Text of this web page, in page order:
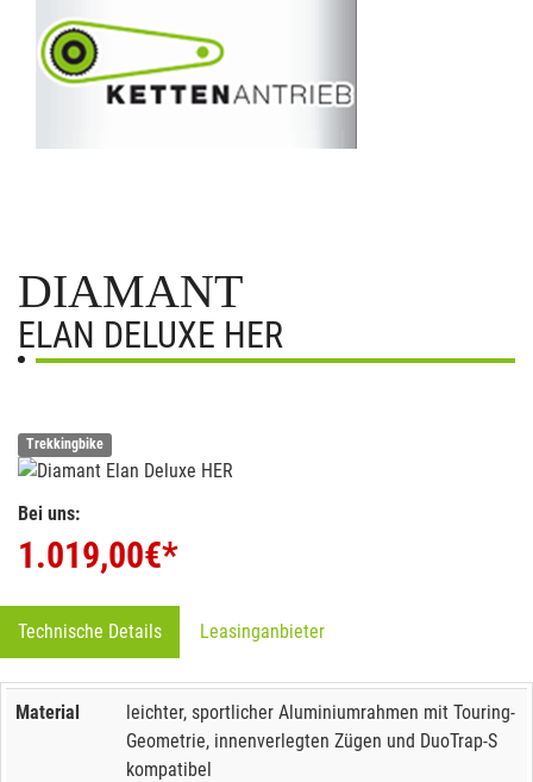
DIAMANT
ELAN DELUXE HER
Trekkingbike
Bei uns:
1.019,00€*
Technische Details Leasinganbieter
Material
leichter, sportlicher Aluminiumrahmen mit Touring-
Geometrie, innenverlegten Zügen und DuoTrap-S
kompatibel